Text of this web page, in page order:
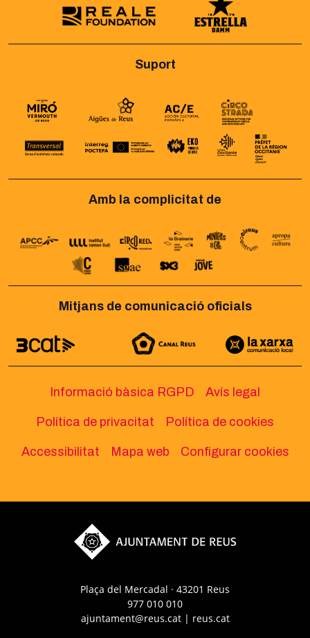
Suport
Amb la complicitat de
Mitjans de comunicació oficials
Informació bàsica RGPD Avís legal
Política de privacitat Política de cookies
Accessibilitat Mapa web Configurar cookies
Plaça del Mercadal · 43201 Reus
977 010 010
ajuntament@reus.cat| reus.cat